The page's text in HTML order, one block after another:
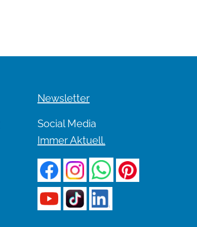
Newsletter
Social Media
Immer Aktuell.